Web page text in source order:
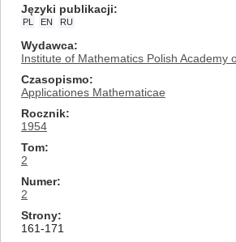
Języki publikacji
PL EN RU
Wydawca
Institute of Mathematics Polish Academy
Czasopismo
Applicationes Mathematicae
Rocznik
1954
Tom
2
Numer
2
Strony
161-171